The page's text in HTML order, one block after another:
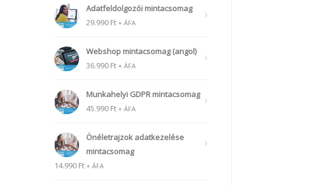
Adatfeldolgozói mintacsomag
29.990 Ft + ÁFA
Webshop mintacsomag (angol)
36.990 Ft + ÁFA
Munkahelyi GDPR mintacsomag
45.990 Ft + ÁFA
Önéletrajzok adatkezelése
mintacsomag
14.990 Ft + ÁFA